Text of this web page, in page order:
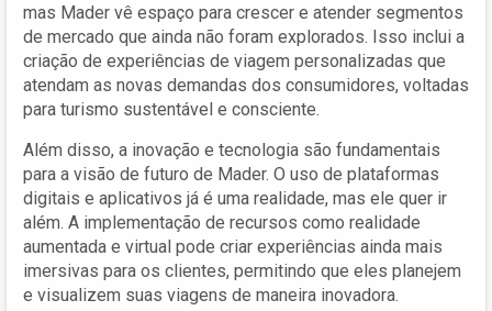
mas Mader vê espaço para crescer e atender segmentos
de mercado que ainda não foram explorados. Isso inclui a
criação de experiências de viagem personalizadas que
atendam as novas demandas dos consumidores, voltadas
para turismo sustentável e consciente.
Além disso, a inovação e tecnologia são fundamentais
para a visão de futuro de Mader. O uso de plataformas
digitais e aplicativos já é uma realidade, mas ele quer ir
além. A implementação de recursos como realidade
aumentada e virtual pode criar experiências ainda mais
imersivas para os clientes, permitindo que eles planejem
e visualizem suas viagens de maneira inovadora.